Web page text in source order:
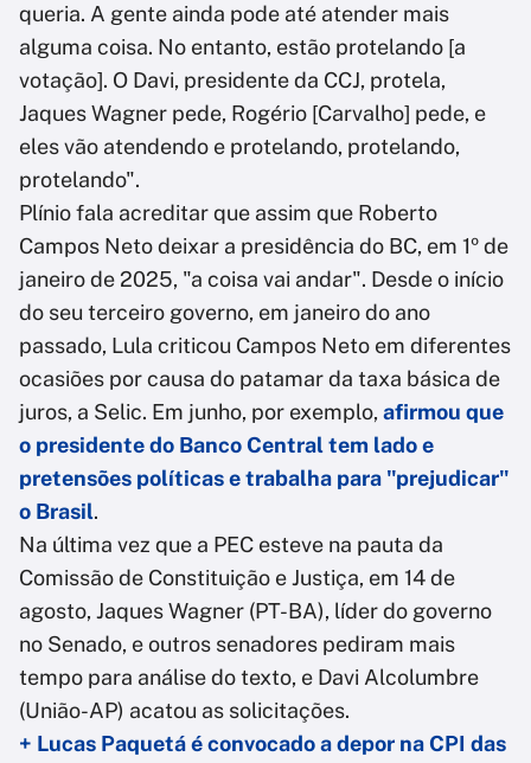
queria. A gente ainda pode até atender mais
alguma coisa. No entanto, estão protelando [a
votação]. O Davi, presidente da CCJ, protela,
Jaques Wagner pede, Rogério [Carvalho] pede, e
eles vão atendendo e protelando, protelando,
protelando".
Plínio fala acreditar que assim que Roberto
Campos Neto deixar a presidência do BC, em 1º de
janeiro de 2025, "a coisa vai andar". Desde o início
do seu terceiro governo, em janeiro do ano
passado, Lula criticou Campos Neto em diferentes
ocasiões por causa do patamar da taxa básica de
juros, a Selic. Em junho, por exemplo, afirmou que
o presidente do Banco Central tem lado e
pretensões políticas e trabalha para "prejudicar"
o Brasil.
Na última vez que a PEC esteve na pauta da
Comissão de Constituição e Justiça, em 14 de
agosto, Jaques Wagner (PT-BA), líder do governo
no Senado, e outros senadores pediram mais
tempo para análise do texto, e Davi Alcolumbre
(União-AP) acatou as solicitações.
+ Lucas Paquetá é convocado a depor na CPI das